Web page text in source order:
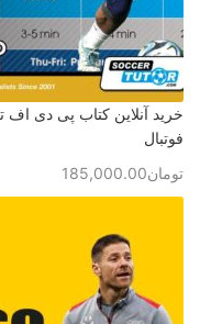
خرید آنلاین کتاب پی دی اف
فوتبال
تومان185,000.00